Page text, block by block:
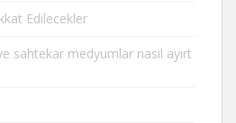
Edilecekler
sahtekar medyumlar nasıl ayırt